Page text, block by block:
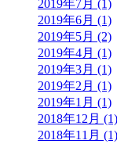
2019年7月 (1)
2019年6月 (1)
2019年5月 (2)
2019年4月 (1)
2019年3月 (1)
2019年2月 (1)
2019年1月 (1)
2018年12月 (1)
2018年11月 (1)